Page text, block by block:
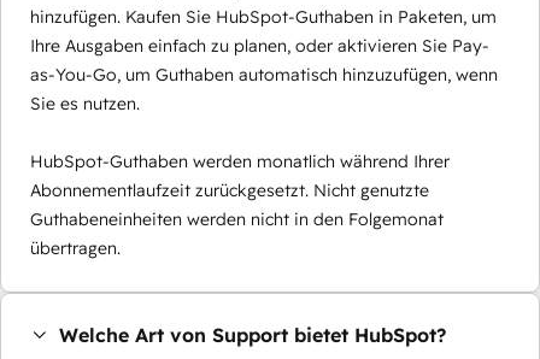
hinzufügen. Kaufen Sie HubSpot-Guthaben in Paketen, um
Ihre Ausgaben einfach zu planen, oder aktivieren Sie Pay-
as-You-Go, um Guthaben automatisch hinzuzufügen, wenn
Sie es nutzen.
HubSpot-Guthaben werden monatlich während Ihrer
Abonnementlaufzeit zurückgesetzt. Nicht genutzte
Guthabeneinheiten werden nicht in den Folgemonat
übertragen.
Welche Art von Support bietet HubSpot?